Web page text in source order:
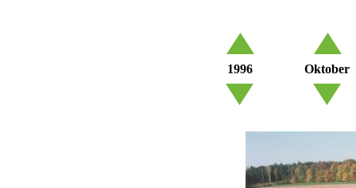
1996 Oktober